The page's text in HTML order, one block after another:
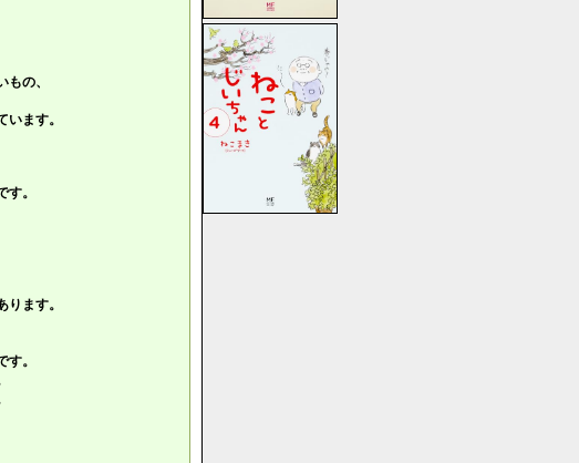
の、
ます。
。
ます。
。